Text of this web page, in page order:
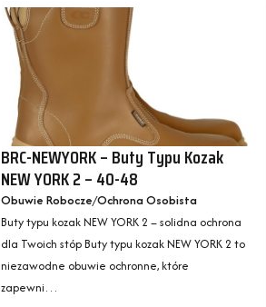
BRC-NEWYORK – Buty Typu Kozak
NEW YORK 2 – 40-48
Obuwie Robocze Ochrona Osobista
Buty typu kozak NEW YORK 2 – solidna ochrona
dla Twoich stóp Buty typu kozak NEW YORK 2 to
niezawodne obuwie ochronne, które
zapewni…